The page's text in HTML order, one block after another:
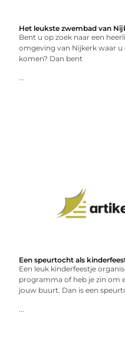
Het leukste zwembad van
Bent u op zoek naar een
omgeving van Nijkerk waar
komen? Dan bent
...
Een speurtocht als
Een leuk kinderfeestje
programma of heb je zin om
jouw buurt. Dan is een
...